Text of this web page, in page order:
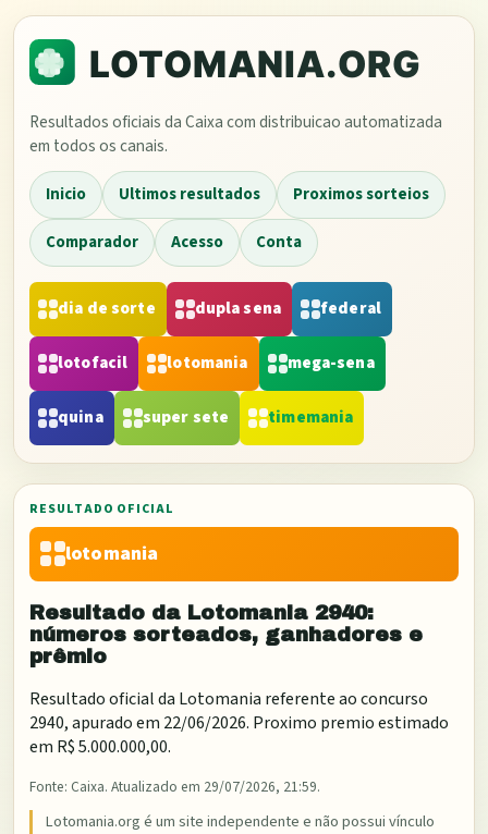
Resultados oficiais da Caixa com distribuicao automatizada
em todos os canais.
Inicio Ultimos resultados Proximos sorteios
Comparador Acesso Conta
dia de sorte dupla sena federal
lotofacil lotomania mega-sena
quina super sete timemania
RESULTADO OFICIAL
lotomania
Resultado da Lotomania 2940:
números sorteados, ganhadores e
prêmio
Resultado oficial da Lotomania referente ao concurso
2940, apurado em 22/06/2026. Proximo premio estimado
em R$ 5.000.000,00.
Fonte: Caixa. Atualizado em 29/07/2026, 21:59.
Lotomania.org é um site independente e não possui vínculo